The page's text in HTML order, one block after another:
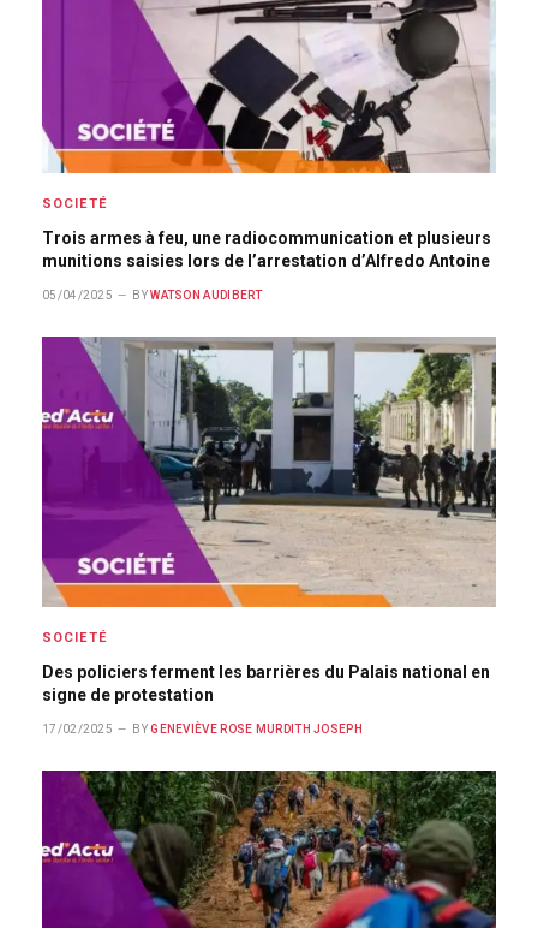
SOCIETÉ
Trois armes à feu, une radiocommunication et plusieurs
munitions saisies lors de l’arrestation d’Alfredo Antoine
05/04/2025 BY WATSON AUDIBERT
SOCIETÉ
Des policiers ferment les barrières du Palais national en
signe de protestation
17/02/2025 BY GENEVIÈVE ROSE MURDITH JOSEPH